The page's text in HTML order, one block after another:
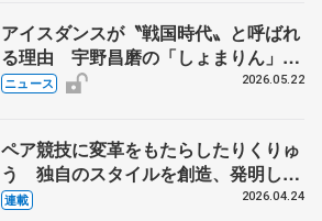
アイスダンスが〝戦国時代〟と呼ばれ
る理由 宇野昌磨の「しょまりん」ら
実力者が相次いで参戦 国内の競争激
ニュース 2026.05.22
ペア競技に変革をもたらしたりくりゅ
う 独自のスタイルを創造、発明した
【引退発表後②】
連載 2026.04.24